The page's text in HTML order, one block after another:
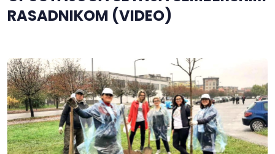
RASADNIKOM (VIDEO)